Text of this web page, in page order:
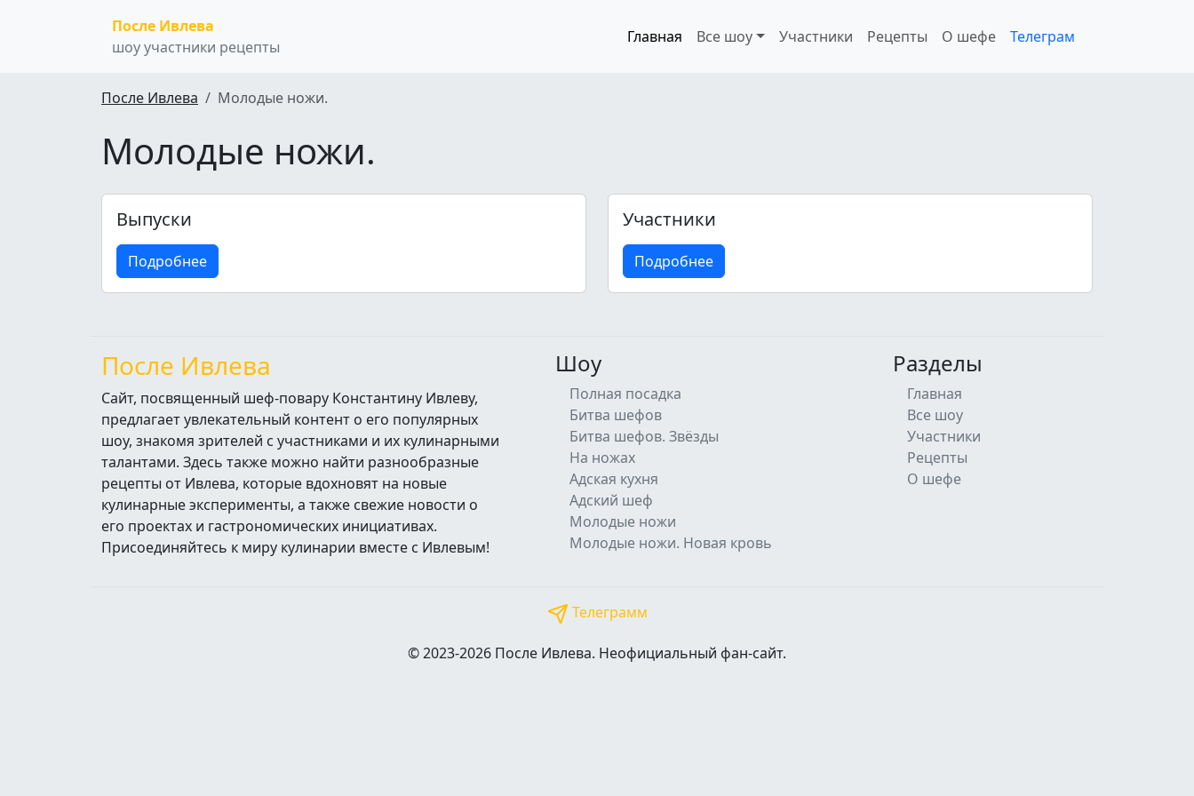
После Ивлева
шоу участники рецепты
Главная Все шоу Участники Рецепты О шефе Телеграм
После Ивлева Молодые ножи.
Молодые ножи.
Выпуски
Подробнее
Участники
Подробнее
После Ивлева
Сайт, посвященный шеф-повару Константину Ивлеву,
предлагает увлекательный контент о его популярных
шоу, знакомя зрителей с участниками и их кулинарными
талантами. Здесь также можно найти разнообразные
рецепты от Ивлева, которые вдохновят на новые
кулинарные эксперименты, а также свежие новости о
его проектах и гастрономических инициативах.
Присоединяйтесь к миру кулинарии вместе с Ивлевым!
Шоу
Полная посадка
Битва шефов
Битва шефов. Звёзды
На ножах
Адская кухня
Адский шеф
Молодые ножи
Молодые ножи. Новая кровь
Разделы
Главная
Все шоу
Участники
Рецепты
О шефе
Телеграмм
© 2023-2026 После Ивлева. Неофициальный фан-сайт.